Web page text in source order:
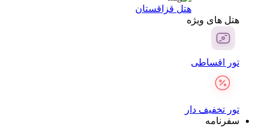
هتل قزاقستان
هتل های ویژه
تور اقساطی
تور تخفیف دار
سفرنامه